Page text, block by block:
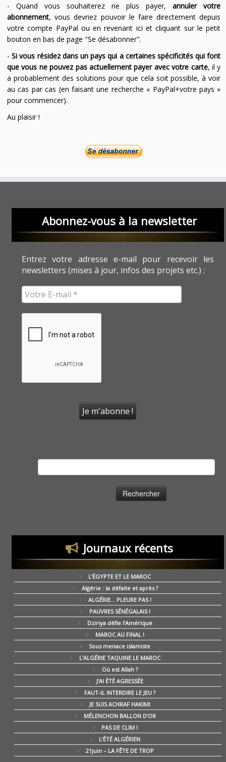
- Quand vous souhaiterez ne plus payer,annuler votre
abonnement, vous devriez pouvoir le faire directement depuis
votre compte PayPal ou en revenant ici et cliquant sur le petit
bouton en bas de page "Se désabonner".
-Si vous résidez dans un pays qui a certaines spécificités qui font
que vous ne pouvez pas actuellement payer avec votre carte, il y
a probablement des solutions pour que cela soit possible, à voir
au cas par cas (en faisant une recherche « PayPal+votre pays »
pour commencer).
Au plaisir !
Abonnez-vous à la newsletter
Entrez votre adresse e-mail pour recevoir les
newsletters (mises à jour, infos des projets etc.) :
Journaux récents
L’ÉGYPTE ET LE MAROC
Algérie : la défaite et après ?
ALGÉRIE… PLEURE PAS !
PAUVRES SÉNÉGALAIS !
Dziriya défie l’Amérique
MAROC AU FINAL !
Sous menace islamiste
L’ALGÉRIE TAQUINE LE MAROC
Où est Allah ?
J’AI ÉTÉ AGRESSÉE
FAUT-IL INTERDIRE LE JEU ?
JE SUIS ACHRAF HAKIMI
MÉLENCHON BALLON D’OR
PAS DE CLIM !
L’ÉTÉ ALGÉRIEN
21juin – LA FÊTE DE TROP